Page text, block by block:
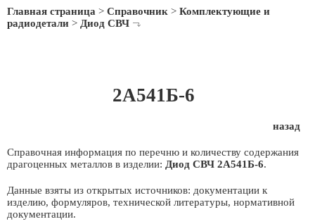
Главная страница > Справочник > Комплектующие и
радиодетали > Диод СВЧ
2А541Б-6
назад
Справочная информация по перечню и количеству содержания
драгоценных металлов в изделии: Диод СВЧ 2А541Б-6.
Данные взяты из открытых источников: документации к
изделию, формуляров, технической литературы, нормативной
документации.